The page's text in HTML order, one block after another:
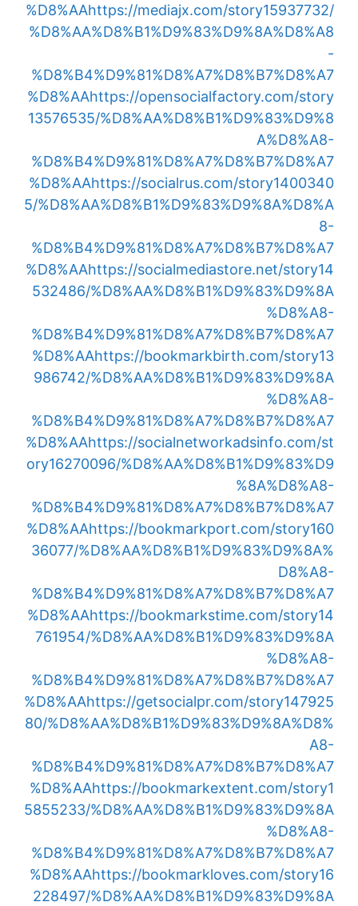
%D8%AAhttps://mediajx.com/story15937732/
%D8%AA%D8%B1%D9%83%D9%8A%D8%A8
-
%D8%B4%D9%81%D8%A7%D8%B7%D8%A7
%D8%AAhttps://opensocialfactory.com/story
13576535/%D8%AA%D8%B1%D9%83%D9%8
A%D8%A8-
%D8%B4%D9%81%D8%A7%D8%B7%D8%A7
%D8%AAhttps://socialrus.com/story1400340
5/%D8%AA%D8%B1%D9%83%D9%8A%D8%A
8-
%D8%B4%D9%81%D8%A7%D8%B7%D8%A7
%D8%AAhttps://socialmediastore.net/story14
532486/%D8%AA%D8%B1%D9%83%D9%8A
%D8%A8-
%D8%B4%D9%81%D8%A7%D8%B7%D8%A7
%D8%AAhttps://bookmarkbirth.com/story13
986742/%D8%AA%D8%B1%D9%83%D9%8A
%D8%A8-
%D8%B4%D9%81%D8%A7%D8%B7%D8%A7
%D8%AAhttps://socialnetworkadsinfo.com/st
ory16270096/%D8%AA%D8%B1%D9%83%D9
%8A%D8%A8-
%D8%B4%D9%81%D8%A7%D8%B7%D8%A7
%D8%AAhttps://bookmarkport.com/story160
36077/%D8%AA%D8%B1%D9%83%D9%8A%
D8%A8-
%D8%B4%D9%81%D8%A7%D8%B7%D8%A7
%D8%AAhttps://bookmarkstime.com/story14
761954/%D8%AA%D8%B1%D9%83%D9%8A
%D8%A8-
%D8%B4%D9%81%D8%A7%D8%B7%D8%A7
%D8%AAhttps://getsocialpr.com/story147925
80/%D8%AA%D8%B1%D9%83%D9%8A%D8%
A8-
%D8%B4%D9%81%D8%A7%D8%B7%D8%A7
%D8%AAhttps://bookmarkextent.com/story1
5855233/%D8%AA%D8%B1%D9%83%D9%8A
%D8%A8-
%D8%B4%D9%81%D8%A7%D8%B7%D8%A7
%D8%AAhttps://bookmarkloves.com/story16
228497/%D8%AA%D8%B1%D9%83%D9%8A